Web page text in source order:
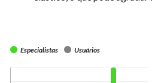
Especialistas Usuários